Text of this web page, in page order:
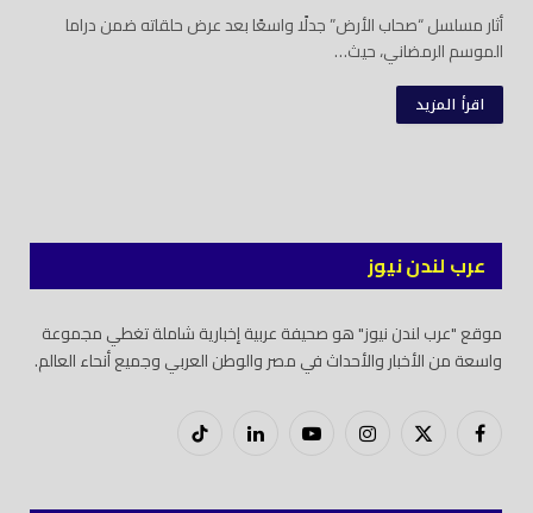
أثار مسلسل “صحاب الأرض” جدلًا واسعًا بعد عرض حلقاته ضمن دراما
الموسم الرمضاني، حيث…
اقرأ المزيد
عرب لندن نيوز
موقع "عرب لندن نيوز" هو صحيفة عربية إخبارية شاملة تغطي مجموعة
واسعة من الأخبار والأحداث في مصر والوطن العربي وجميع أنحاء العالم.
فيسبوكX
إنستغراميوتيوب لينكدود
تيك